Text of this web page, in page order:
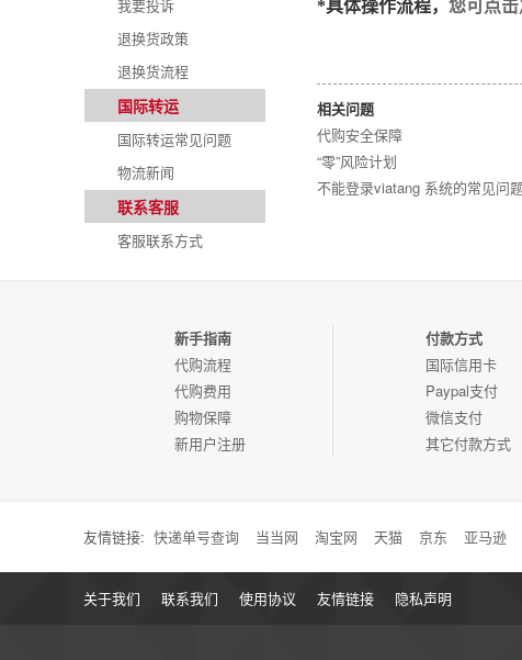
我要投诉
退换货政策
退换货流程
国际转运
国际转运常见问题
物流新闻
联系客服
客服联系方式
*具体操作流程， 您可点击
相关问题
代购安全保障
“零”风险计划
不能登录viatang 系统的常见问
新手指南
代购流程
代购费用
购物保障
新用户注册
付款方式
国际信用卡
Paypal支付
微信支付
其它付款方式
友情链接: 快递单号查询 当当网 淘宝网 天猫 京东 亚马逊
关于我们 联系我们 使用协议 友情链接 隐私声明